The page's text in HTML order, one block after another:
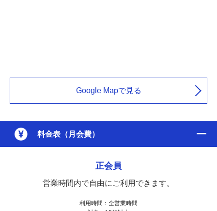
Google Mapで見る
料金表（月会費）
正会員
営業時間内で自由にご利用できます。
利用時間： 全営業時間